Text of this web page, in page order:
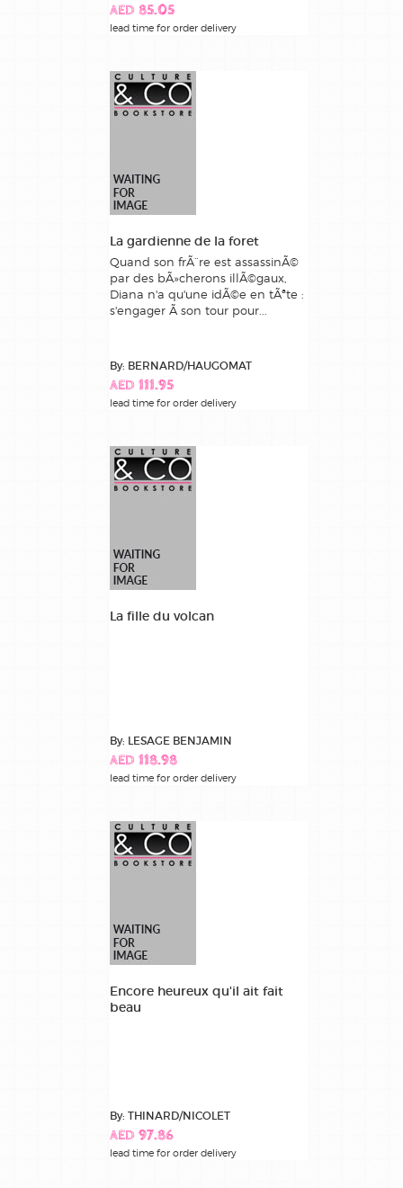
AED 85.05
lead time for order delivery
La gardienne de la foret
Quand son frÃ¨re est assassinÃ©
par des bÃ»cherons illÃ©gaux,
Diana n'a qu'une idÃ©e en tÃªte :
s'engager Ã son tour pour...
By: BERNARD/HAUGOMAT
AED 111.95
lead time for order delivery
La fille du volcan
By: LESAGE BENJAMIN
AED 118.98
lead time for order delivery
Encore heureux qu'il ait fait
beau
By: THINARD/NICOLET
AED 97.86
lead time for order delivery